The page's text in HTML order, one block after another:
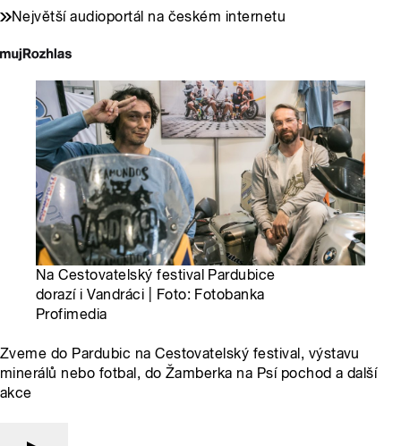
Největší audioportál na českém internetu
Na Cestovatelský festival Pardubice
dorazí i Vandráci | Foto: Fotobanka
Profimedia
Zveme do Pardubic na Cestovatelský festival, výstavu
minerálů nebo fotbal, do Žamberka na Psí pochod a další
akce